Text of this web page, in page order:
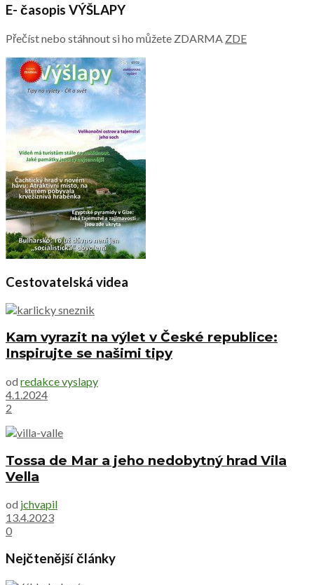
E- časopis VÝŠLAPY
Přečíst nebo stáhnout si ho můžete ZDARMA ZDE
Cestovatelská videa
Kam vyrazit na výlet v České republice:
Inspirujte se našimi tipy
od redakce vyslapy
4.1.2024
2
Tossa de Mar a jeho nedobytný hrad Vila
Vella
od jchvapil
13.4.2023
0
Nejčtenější články